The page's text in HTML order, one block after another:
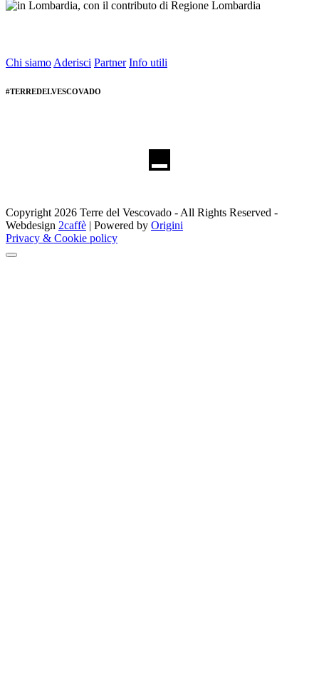
Chi siamo Aderisci Partner Info utili
#TERREDELVESCOVADO
Copyright 2026 Terre del Vescovado - All Rights Reserved -
Webdesign 2caffè | Powered by Origini
Privacy & Cookie policy